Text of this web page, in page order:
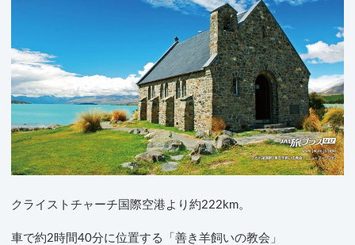
クライストチャーチ国際空港より約222km。
車で約2時間40分に位置する「善き羊飼いの教会」